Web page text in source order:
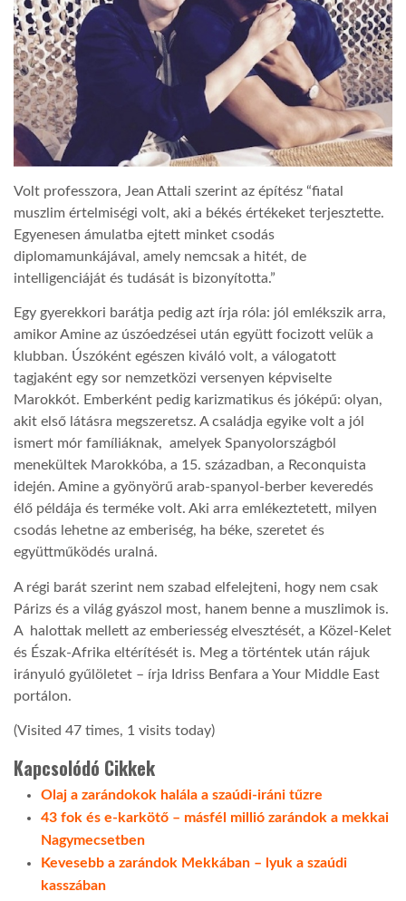
Volt professzora, Jean Attali szerint az építész “fiatal
muszlim értelmiségi volt, aki a békés értékeket terjesztette.
Egyenesen ámulatba ejtett minket csodás
diplomamunkájával, amely nemcsak a hitét, de
intelligenciáját és tudását is bizonyította.”
Egy gyerekkori barátja pedig azt írja róla: jól emlékszik arra,
amikor Amine az úszóedzései után együtt focizott velük a
klubban. Úszóként egészen kiváló volt, a válogatott
tagjaként egy sor nemzetközi versenyen képviselte
Marokkót. Emberként pedig karizmatikus és jóképű: olyan,
akit első látásra megszeretsz. A családja egyike volt a jól
ismert mór famíliáknak, amelyek Spanyolországból
menekültek Marokkóba, a 15. században, a Reconquista
idején. Amine a gyönyörű arab-spanyol-berber keveredés
élő példája és terméke volt. Aki arra emlékeztetett, milyen
csodás lehetne az emberiség, ha béke, szeretet és
együttműködés uralná.
A régi barát szerint nem szabad elfelejteni, hogy nem csak
Párizs és a világ gyászol most, hanem benne a muszlimok is.
A halottak mellett az emberiesség elvesztését, a Közel-Kelet
és Észak-Afrika eltérítését is. Meg a történtek után rájuk
irányuló gyűlöletet – írja Idriss Benfara a Your Middle East
portálon.
(Visited 47 times, 1 visits today)
Kapcsolódó Cikkek
Olaj a zarándokok halála a szaúdi-iráni tűzre
43 fok és e-karkötő – másfél millió zarándok a mekkai
Nagymecsetben
Kevesebb a zarándok Mekkában – lyuk a szaúdi
kasszában